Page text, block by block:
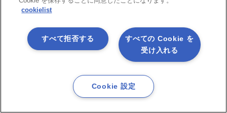
フリーダム株式会社は、アステリア株式会
社様による新製品「Platio Canvas AI」の販
売開始を心より歓迎いたします。
cookielist
すべての Cookie を
受け入れる
すべて拒否する
Cookie 設定